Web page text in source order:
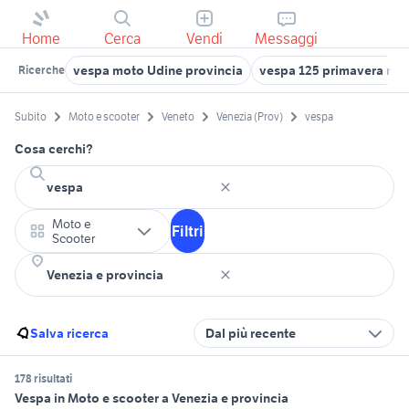
Home Cerca Vendi Messaggi
Ricerche vespa moto Udine provincia vespa 125 primavera
Subito Moto e scooter Veneto Venezia (Prov) vespa
Cosa cerchi?
Moto e
Scooter
Filtri
Salva ricerca Dal più recente
178 risultati
Vespa in Moto e scooter a Venezia e provincia